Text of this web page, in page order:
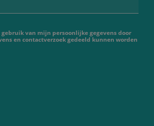
van mijn persoonlijke gegevens door
en contactverzoek gedeeld kunnen worden